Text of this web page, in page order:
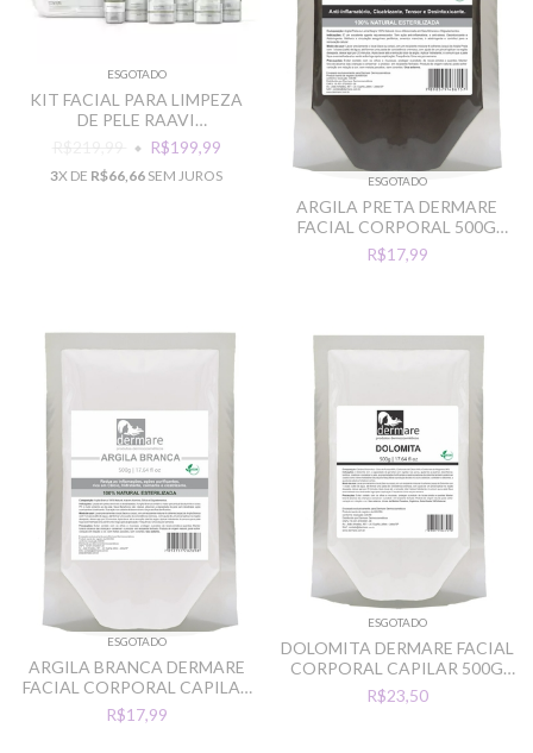
ESGOTADO
KIT FACIAL PARA LIMPEZA
DE PELE RAAVI
PROFISSIONAL
R$219,99 R$199,99
3X DE R$66,66 SEM JUROS ESGOTADO
ARGILA PRETA DERMARE
FACIAL CORPORAL 500G
DESINTOXICANTE
R$17,99
ESGOTADO
ARGILA BRANCA DERMARE
FACIAL CORPORAL CAPILAR
500G CLAREADOR
R$17,99
ESGOTADO
DOLOMITA DERMARE FACIAL
CORPORAL CAPILAR 500G
CLAREADOR
R$23,50